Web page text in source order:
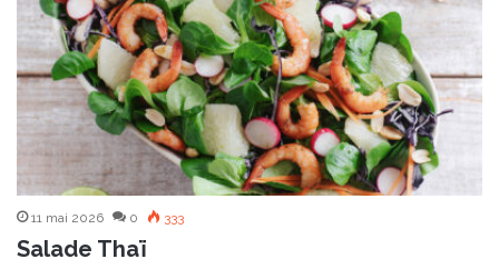
11 mai 2026 0 333
Salade Thaï